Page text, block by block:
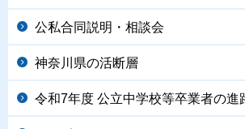
公私合同説明・相談会
神奈川県の活断層
令和7年度 公立中学校等卒業者の進